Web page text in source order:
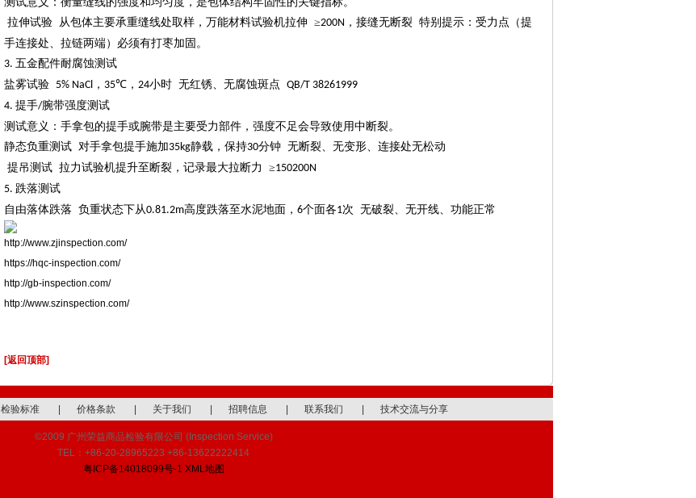
拉伸试验 从包体主要承重缝线处取样，万能材料试验机拉伸 ≥200N ，接缝无断裂 特别提示：受力点（提
手连接处、拉链两端）必须有打枣加固。
3. 五金配件耐腐蚀测试
盐雾试验 5% NaCl ， 35℃， 24小时 无红锈、无腐蚀斑点 QB/T 38261999
4. 提手/腕带强度测试
测试意义：手拿包的提手或腕带是主要受力部件，强度不足会导致使用中断裂。
静态负重测试 对手拿包提手施加35kg静载，保持30分钟 无断裂、无变形、连接处无松动
提吊测试 拉力试验机提升至断裂，记录最大拉断力 ≥150200N
5. 跌落测试
自由落体跌落 负重状态下从0.81.2m高度跌落至水泥地面， 6个面各1次 无破裂、无开线、功能正常
http://www.zjinspection.com/
https://hqc-inspection.com/
http://gb-inspection.com/
http://www.szinspection.com/
[返回顶部]
检验标准 价格条款 关于我们 招聘信息 联系我们 技术交流与分享
©2009 广州荣益商品检验有限公司 (Inspection Service)
TEL：+86-20-28965223 +86-13622222414
粤ICP备14018099号-1 XML地图